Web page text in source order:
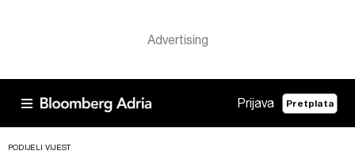
Prijava Pretplata
PODIJELI VIJEST